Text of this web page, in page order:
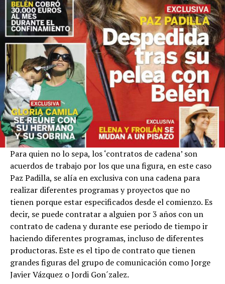
Para quien no lo sepa, los ‘contratos de cadena’ son
acuerdos de trabajo por los que una figura, en este caso
Paz Padilla, se alía en exclusiva con una cadena para
realizar diferentes programas y proyectos que no
tienen porque estar especificados desde el comienzo. Es
decir, se puede contratar a alguien por 3 años con un
contrato de cadena y durante ese periodo de tiempo ir
haciendo diferentes programas, incluso de diferentes
productoras. Este es el tipo de contrato que tienen
grandes figuras del grupo de comunicación como Jorge
Javier Vázquez o Jordi Gon´zalez.